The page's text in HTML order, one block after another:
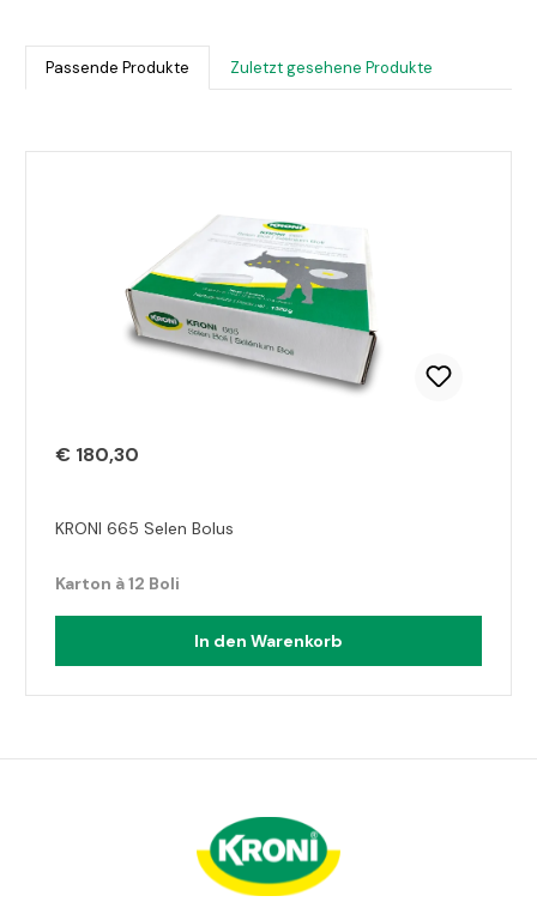
Passende Produkte Zuletzt gesehene Produkte
€ 180,30
KRONI 665 Selen Bolus
Karton à 12 Boli
In den Warenkorb